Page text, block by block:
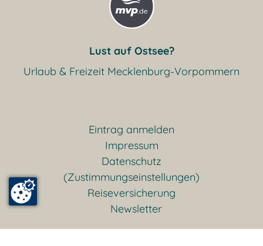
Lust auf Ostsee?
Urlaub & Freizeit Mecklenburg-Vorpommern
Eintrag anmelden
Impressum
Datenschutz
(Zustimmungseinstellungen)
Reiseversicherung
Newsletter